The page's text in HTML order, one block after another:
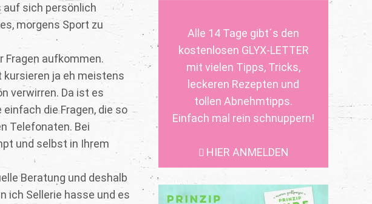
Alle 14 Tage gibt´s den
kostenlosen GLYX-LETTER
mit vielen Tipps, Tricks,
leckeren Rezepten und
tollen Abnehmtipps.
Einfach mal rein schnuppern!
HIER ANMELDEN
auf sich persönlich
morgens Sport zu
Fragen aufkommen.
kursieren ja eh meistens
verwirren. Da ist es
die Fragen, die so
Telefonaten. Bei
und selbst in Ihrem
Beratung und deshalb
ich Sellerie hasse und es